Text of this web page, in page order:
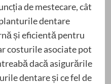
de mestecare, cât
dentare
și eficientă pentru
costurile asociate pot
dacă asigurările
dentare și ce fel de